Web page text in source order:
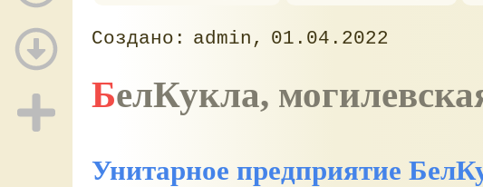
admin 01.04.2022
БелКукла,
Унитарное предприятие